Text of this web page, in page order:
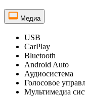
Медиа
USB
CarPlay
Bluetooth
Android Auto
Аудиосистема
Голосовое
Мультимедиа